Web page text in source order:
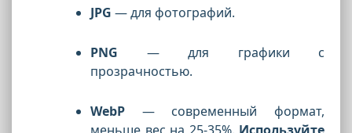
JPG — для фотографий.
PNG — для графики с
прозрачностью.
WebP — современный формат,